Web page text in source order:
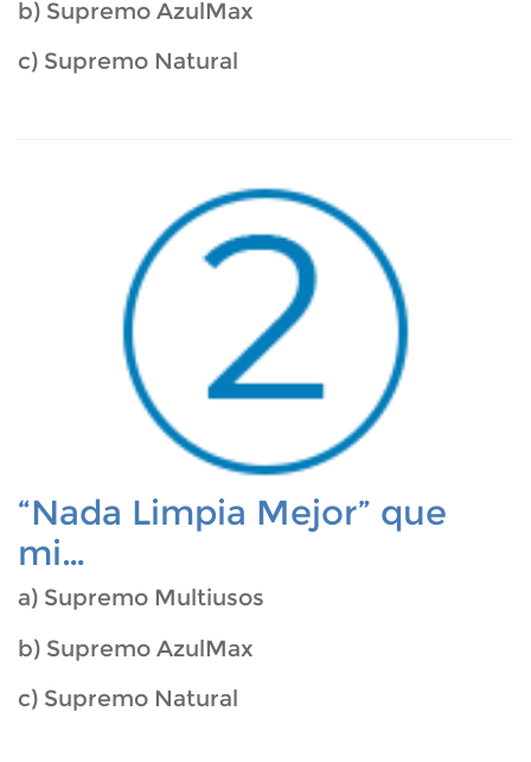
b) Supremo AzulMax
c) Supremo Natural
“Nada Limpia Mejor” que
mi…
a) Supremo Multiusos
b) Supremo AzulMax
c) Supremo Natural